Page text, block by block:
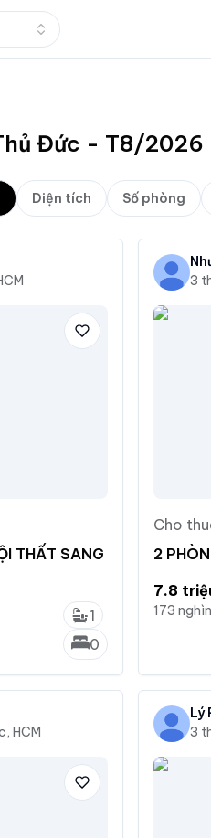
Nhấn để mở danh
Đức - T8/2026
Diện tích Số phòng
THẤT SANG
1
0
3
Cho
2
7.8
173
HCM
Lý
3